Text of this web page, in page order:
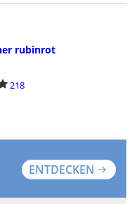
rubinrot
218
ENTDECKEN